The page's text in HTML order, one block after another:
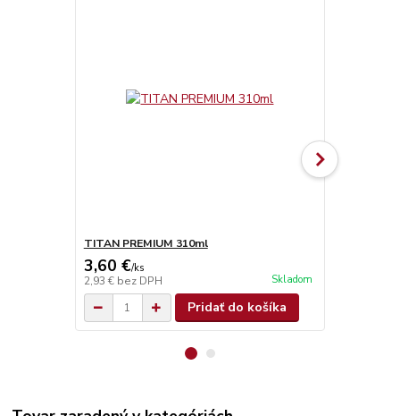
TITAN PREMIUM 310ml
3,60 €/ks
2,93 € bez DPH Skladom
Pridať do košíka